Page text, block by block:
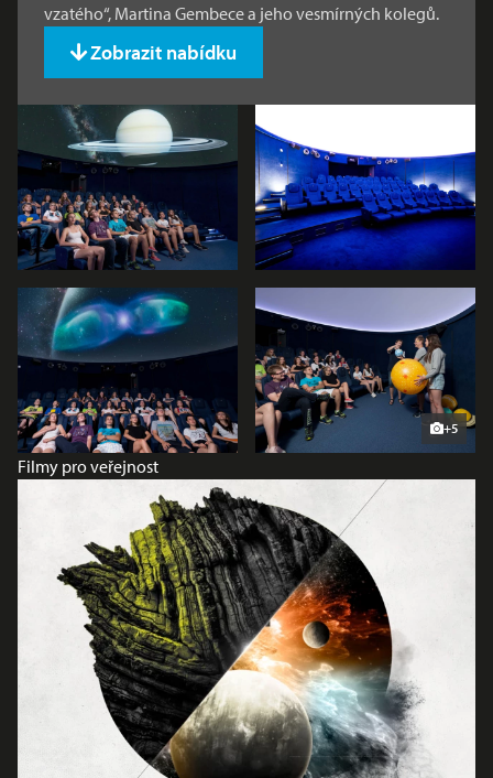
vzatého“, Martina Gembece a jeho vesmírných kolegů.
Zobrazit nabídku
+5
Filmy pro veřejnost